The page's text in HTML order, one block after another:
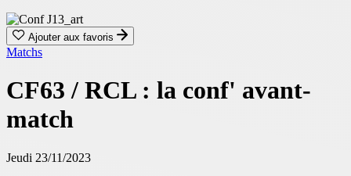
Ajouter aux favoris
Matchs
CF63 / RCL : la conf' avant-
match
Jeudi 23/11/2023